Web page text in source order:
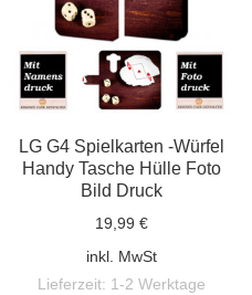
LG G4 Spielkarten -Würfel
Handy Tasche Hülle Foto
Bild Druck
19,99 €
inkl. MwSt
Lieferzeit: 1-2 Werktage